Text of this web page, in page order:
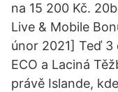
na 15 200 Kč.
Live & Mobile
únor 2021] Teď 3
ECO a Laciná
právě Islande,